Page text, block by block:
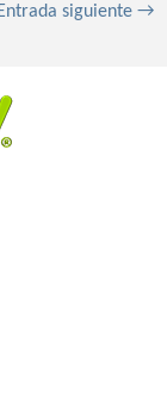
Entrada siguiente→